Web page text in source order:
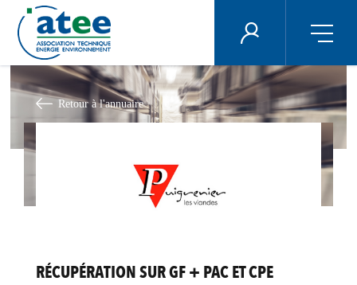
au
contenu
principal
ÉNERGIE PLUS
Retour à l'annuaire
RÉCUPÉRATION SUR GF + PAC ET CPE
Panneau de gestion des cookies